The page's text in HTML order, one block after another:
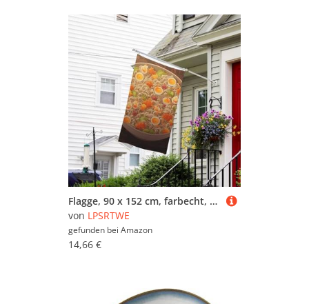
Flagge, 90 x 152 cm, farbecht, für draußen, dekoratives Banner, Eierbecher, Nudeln, Ramen, Gartenflaggen, doppelseitig, Hausflagge, Wandbanner mit Messingösen, lustiger Hintergrund für Rasen, Veranda
von LPSRTWE
gefunden bei Amazon
14,66 €